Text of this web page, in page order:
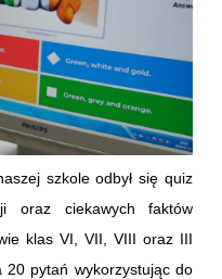
szkole odbył się quiz
oraz ciekawych faktów
klas VI, VII, VIII oraz III
20 pytań wykorzystując do